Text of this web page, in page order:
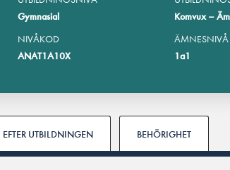
Gymnasial
Komvux –
NIVÅKOD
ANAT1A10X
ÄMNESNIVÅ
1a1
EFTER UTBILDNINGEN BEHÖRIGHET